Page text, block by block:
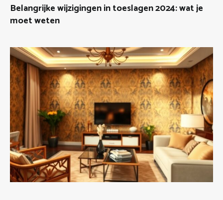
Belangrijke wijzigingen in toeslagen 2024: wat je
moet weten